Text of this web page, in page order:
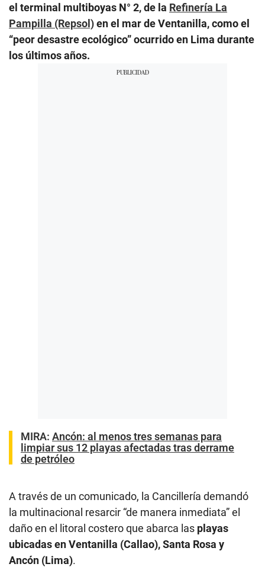
el terminal multiboyas N° 2, de la Refinería La
Pampilla (Repsol)en el mar de Ventanilla, como el
“peor desastre ecológico” ocurrido en Lima durante
los últimos años.
MIRA: Ancón: al menos tres semanas para
limpiar sus 12 playas afectadas tras derrame
de petróleo
A través de un comunicado, la Cancillería demandó
la multinacional resarcir “de manera inmediata” el
daño en el litoral costero que abarca las playas
ubicadas en Ventanilla (Callao), Santa Rosa y
Ancón (Lima).